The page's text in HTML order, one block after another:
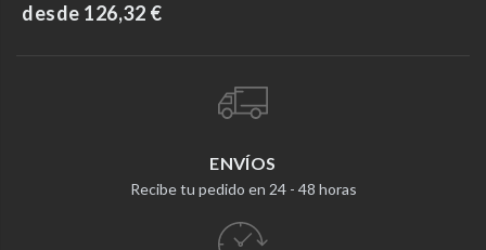
desde 126,32 €
ENVÍOS
Recibe tu pedido en 24 - 48 horas